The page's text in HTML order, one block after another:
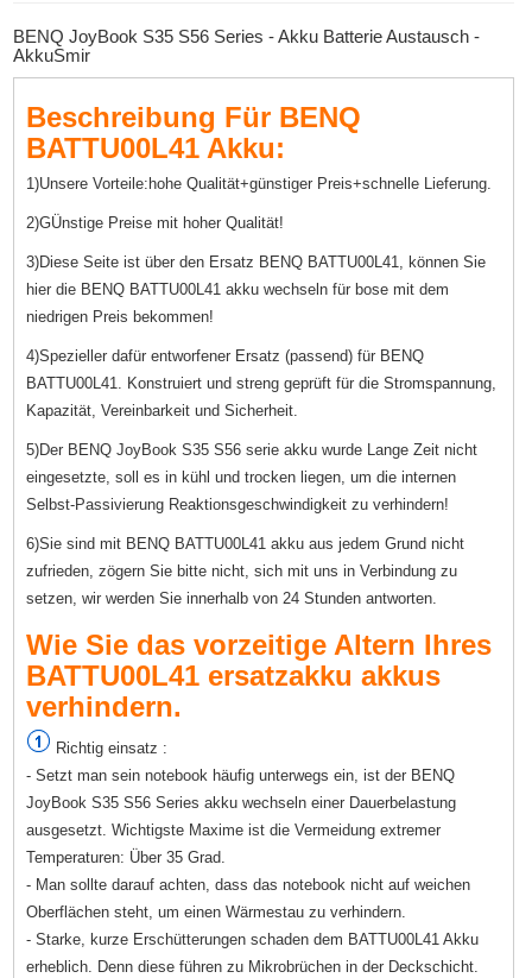
BENQ JoyBook S35 S56 Series - Akku Batterie Austausch -
AkkuSmir
Beschreibung Für BENQ
BATTU00L41 Akku:
1)Unsere Vorteile:hohe Qualität+günstiger Preis+schnelle Lieferung.
2)GÜnstige Preise mit hoher Qualität!
3)Diese Seite ist über den Ersatz BENQ BATTU00L41, können Sie
hier die BENQ BATTU00L41 akku wechseln für bose mit dem
niedrigen Preis bekommen!
4)Spezieller dafür entworfener Ersatz (passend) für BENQ
BATTU00L41. Konstruiert und streng geprüft für die Stromspannung,
Kapazität, Vereinbarkeit und Sicherheit.
5)Der BENQ JoyBook S35 S56 serie akku wurde Lange Zeit nicht
eingesetzte, soll es in kühl und trocken liegen, um die internen
Selbst-Passivierung Reaktionsgeschwindigkeit zu verhindern!
6)Sie sind mit BENQ BATTU00L41 akku aus jedem Grund nicht
zufrieden, zögern Sie bitte nicht, sich mit uns in Verbindung zu
setzen, wir werden Sie innerhalb von 24 Stunden antworten.
Wie Sie das vorzeitige Altern Ihres
BATTU00L41 ersatzakku akkus
verhindern.
Richtig einsatz :
- Setzt man sein notebook häufig unterwegs ein, ist der BENQ
JoyBook S35 S56 Series akku wechseln einer Dauerbelastung
ausgesetzt. Wichtigste Maxime ist die Vermeidung extremer
Temperaturen: Über 35 Grad.
- Man sollte darauf achten, dass das notebook nicht auf weichen
Oberflächen steht, um einen Wärmestau zu verhindern.
- Starke, kurze Erschütterungen schaden dem BATTU00L41 Akku
erheblich. Denn diese führen zu Mikrobrüchen in der Deckschicht.